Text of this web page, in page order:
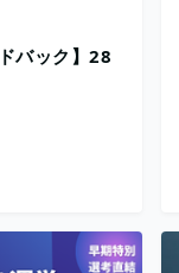
バック】28